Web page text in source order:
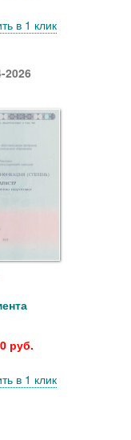
в 1 клик
2026
руб.
в 1 клик